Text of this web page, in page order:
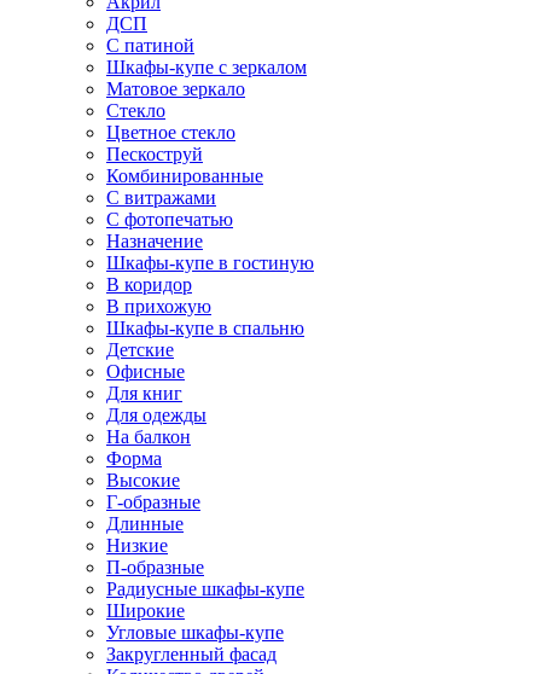
ДСП
С патиной
Шкафы-купе с зеркалом
Матовое зеркало
Стекло
Цветное стекло
Пескоструй
Комбинированные
С витражами
С фотопечатью
Назначение
Шкафы-купе в гостиную
В коридор
В прихожую
Шкафы-купе в спальню
Детские
Офисные
Для книг
Для одежды
На балкон
Форма
Высокие
Г-образные
Длинные
Низкие
П-образные
Радиусные шкафы-купе
Широкие
Угловые шкафы-купе
Закругленный фасад